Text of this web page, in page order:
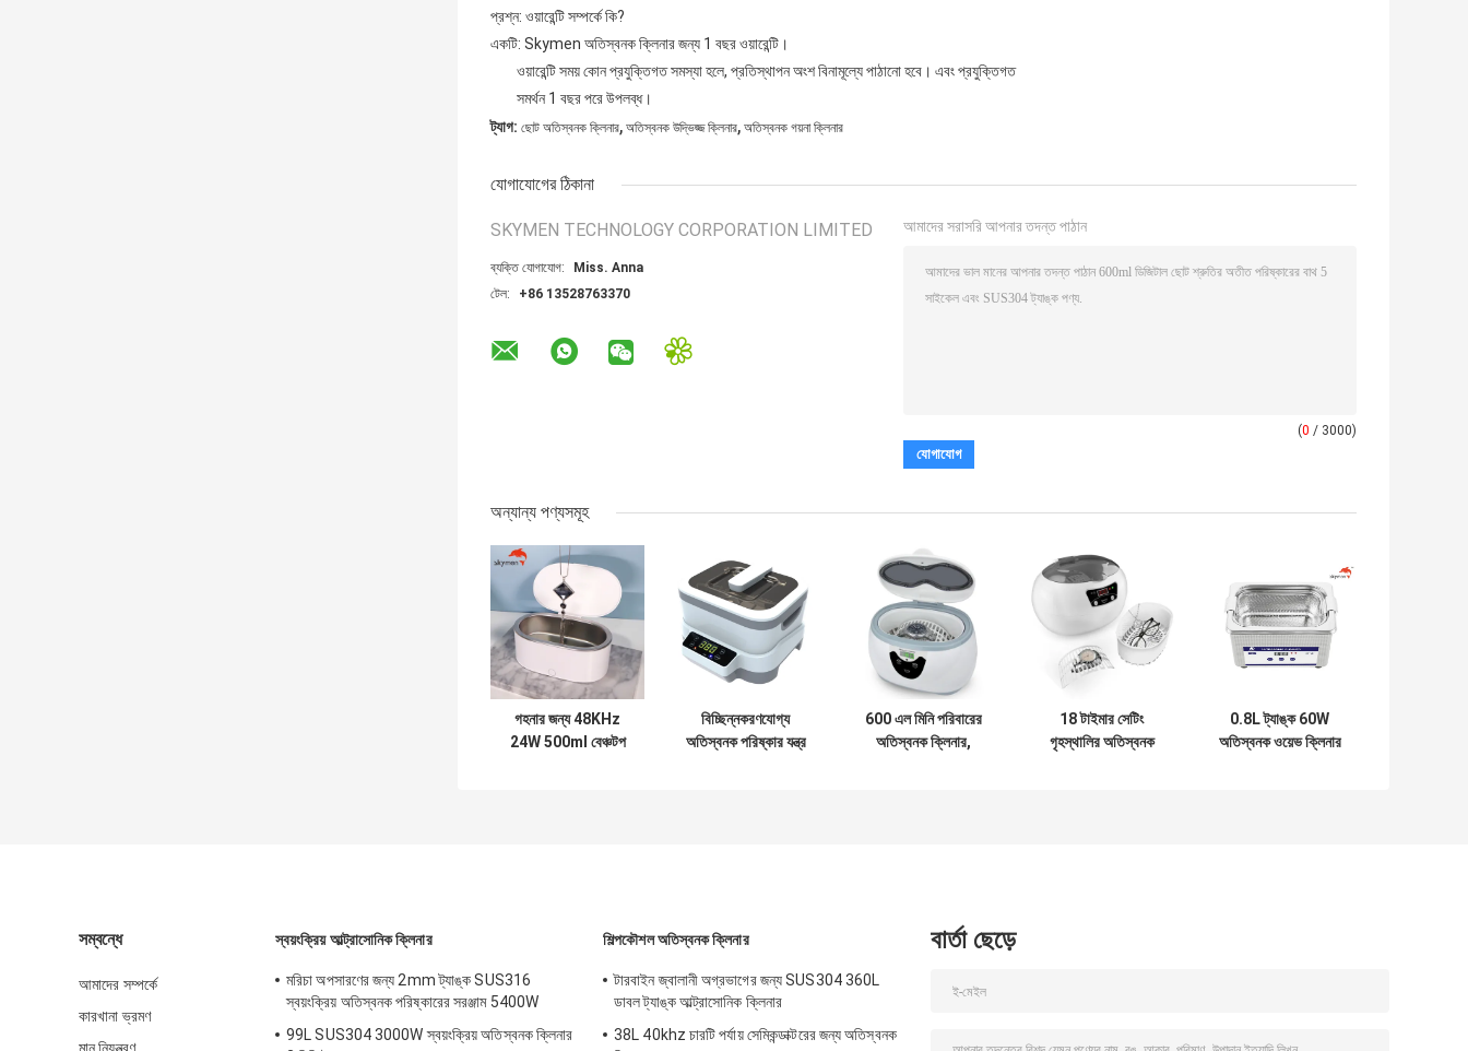
প্রশ্ন: ওয়ারেন্টি সম্পর্কে কি?
একটি: Skymen অতিস্বনক ক্লিনার জন্য 1 বছর ওয়ারেন্টি।
ওয়ারেন্টি সময় কোন প্রযুক্তিগত সমস্যা হলে, প্রতিস্থাপন অংশ বিনামূল্যে পাঠানো হবে। এবং প্রযুক্তিগত
সমর্থন 1 বছর পরে উপলব্ধ।
ট্যাগ: ছোট অতিস্বনক ক্লিনার, অতিস্বনক উদ্ভিজ্জ ক্লিনার, অতিস্বনক গয়না ক্লিনার
যোগাযোগের ঠিকানা
SKYMEN TECHNOLOGY CORPORATION LIMITED
ব্যক্তি যোগাযোগ:
Miss. Anna
টেল:
+86 13528763370
আমাদের সরাসরি আপনার তদন্ত পাঠান
(0 / 3000)
অন্যান্য পণ্যসমূহ
গহনার জন্য 48KHz
24W 500ml বেঞ্চটপ
বিচ্ছিন্নকরণযোগ্য
অতিস্বনক পরিষ্কার যন্ত্র
600 এল মিনি পরিবারের
অতিস্বনক ক্লিনার,
18 টাইমার সেটিং
গৃহস্থালির অতিস্বনক
0.8L ট্যাঙ্ক 60W
অতিস্বনক ওয়েভ ক্লিনার
সম্বন্ধে
আমাদের সম্পর্কে
কারখানা ভ্রমণ
স্বয়ংক্রিয় আল্ট্রাসোনিক ক্লিনার
মরিচা অপসারণের জন্য 2mm ট্যাঙ্ক SUS316
স্বয়ংক্রিয় অতিস্বনক পরিষ্কারের সরঞ্জাম 5400W
99L SUS304 3000W স্বয়ংক্রিয় অতিস্বনক ক্লিনার
শিল্পকৌশল অতিস্বনক ক্লিনার
টারবাইন জ্বালানী অগ্রভাগের জন্য SUS304 360L
ডাবল ট্যাঙ্ক আল্ট্রাসোনিক ক্লিনার
38L 40khz চারটি পর্যায় সেমিকন্ডাক্টরের জন্য অতিস্বনক
বার্তা ছেড়ে